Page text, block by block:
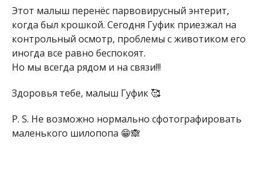
Этот малыш перенёс парвовирусный энтерит,
когда был крошкой. Сегодня Гуфик приезжал на
контрольный осмотр, проблемы с животиком его
иногда все равно беспокоят.
Но мы всегда рядом и на связи!!!
Здоровья тебе, малыш Гуфик 🥰
P. S. Не возможно нормально сфотографировать
маленького шилопопа 😁🙈